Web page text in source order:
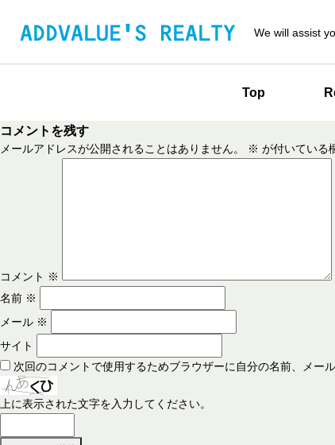
We will assist
Top
コメントを残す
メールアドレスが公開されることはありません。 ※ が付いている
コメント ※
名前 ※
メール ※
サイト
次回のコメントで使用するためブラウザーに自分の名前、メー
上に表示された文字を入力してください。